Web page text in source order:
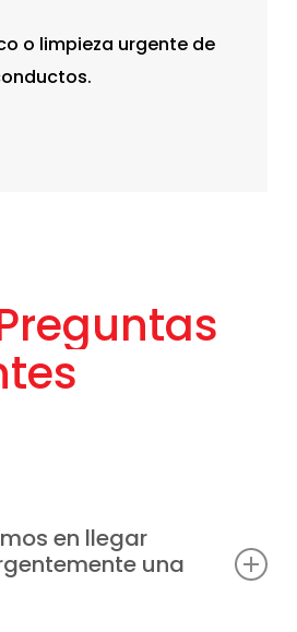
o limpieza urgente de
en llegar
una